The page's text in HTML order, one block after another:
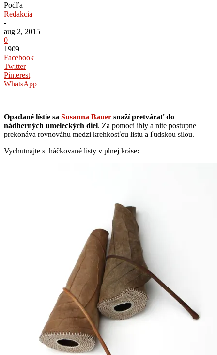
Podľa
Redakcia
-
aug 2, 2015
0
1909
Facebook
Twitter
Pinterest
WhatsApp
Opadané lístie sa Susanna Bauer snaží pretvárať do
nádherných umeleckých diel. Za pomoci ihly a nite postupne
prekonáva rovnováhu medzi krehkosťou listu a ľudskou silou.
Vychutnajte si háčkované listy v plnej kráse: